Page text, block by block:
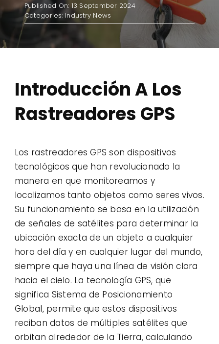
About Us
Contact
Published On: 13 September 2024
Categories:Industry News
Introducción A Los
Rastreadores GPS
Los rastreadores GPS son dispositivos
tecnológicos que han revolucionado la
manera en que monitoreamos y
localizamos tanto objetos como seres vivos.
Su funcionamiento se basa en la utilización
de señales de satélites para determinar la
ubicación exacta de un objeto a cualquier
hora del día y en cualquier lugar del mundo,
siempre que haya una línea de visión clara
hacia el cielo. La tecnología GPS, que
significa Sistema de Posicionamiento
Global, permite que estos dispositivos
reciban datos de múltiples satélites que
orbitan alrededor de la Tierra, calculando